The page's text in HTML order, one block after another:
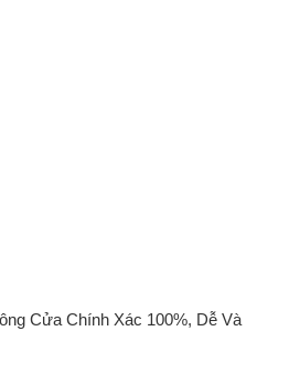
Cửa Chính Xác 100%, Dễ Và